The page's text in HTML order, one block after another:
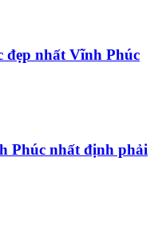
đẹp nhất Vĩnh Phúc
Phúc nhất định phải